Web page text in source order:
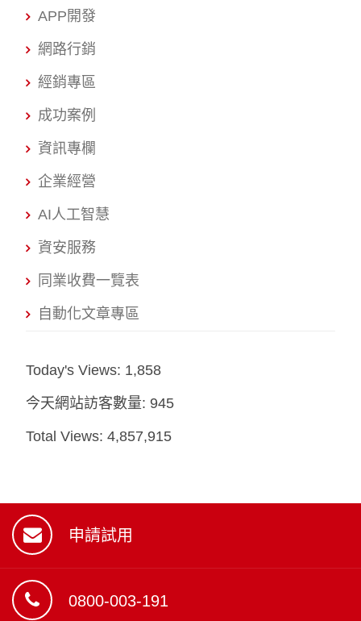
APP開發
網路行銷
經銷專區
成功案例
資訊專欄
企業經營
AI人工智慧
資安服務
同業收費一覽表
自動化文章專區
Today's Views: 1,858
今天網站訪客數量: 945
Total Views:4,857,915
申請試用
0800-003-191